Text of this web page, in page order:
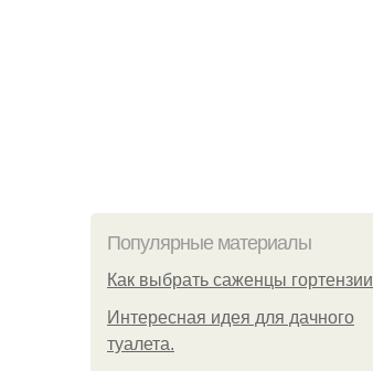
Популярные материалы
Как выбрать саженцы гортензии
Интересная идея для дачного
туалета.